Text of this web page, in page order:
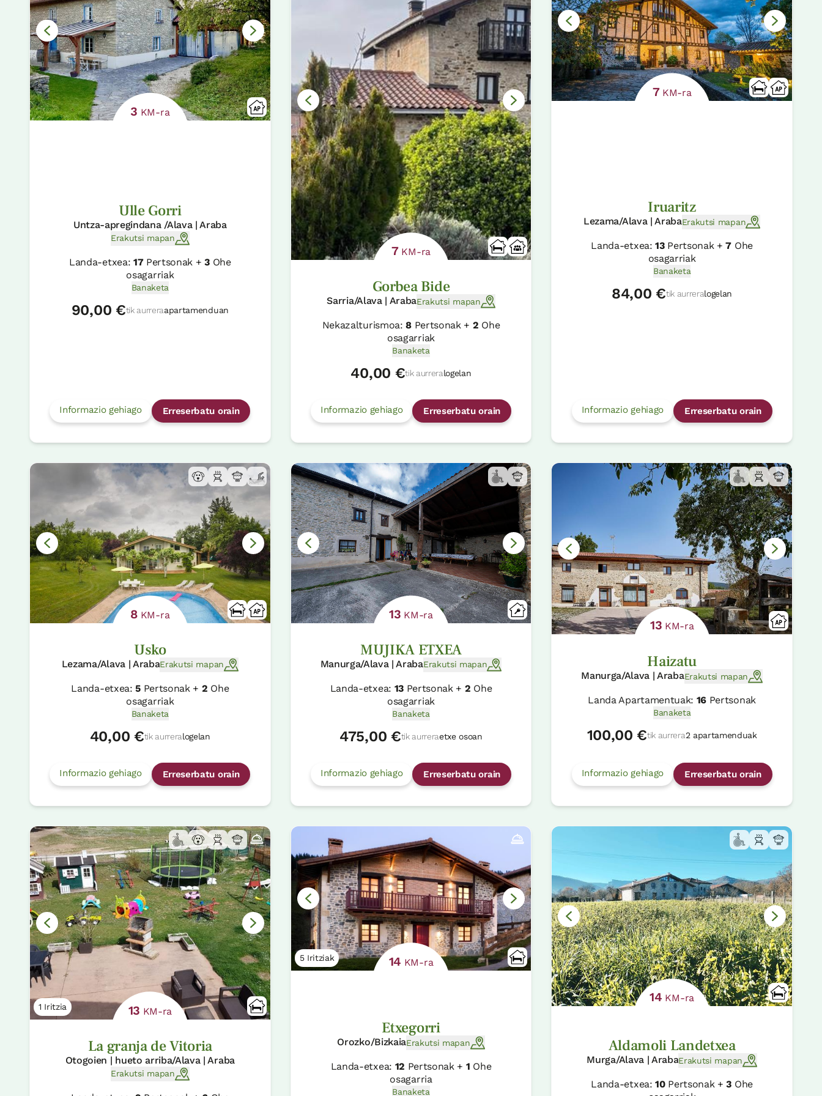
3 KM-ra
Ulle Gorri
Untza-apregindana /Alava | Araba
Erakutsi mapan
Landa-etxea: 17Pertsonak +3Ohe
osagarriak
Banaketa
90,00 €tik aurreraapartamenduan
Informazio gehiago Erreserbatu orain
7KM-ra
Gorbea Bide
Sarria/Alava | ArabaErakutsi mapan
Nekazalturismoa:8Pertsonak + 2 Ohe
osagarriak
Banaketa
40,00 €tik aurreralogelan
Informazio gehiago Erreserbatu orain
7KM-ra
Iruaritz
Lezama/Alava | ArabaErakutsi mapan
Landa-etxea:13Pertsonak +7 Ohe
osagarriak
Banaketa
84,00 €tik aurreralogelan
Informazio gehiago Erreserbatu orain
8 KM-ra
Usko
Lezama/Alava | ArabaErakutsi mapan
Landa-etxea:5Pertsonak + 2 Ohe
osagarriak
Banaketa
40,00 €tik aurreralogelan
Informazio gehiago Erreserbatu orain
13 KM-ra
MUJIKA ETXEA
Manurga/Alava | ArabaErakutsi mapan
Landa-etxea: 13Pertsonak + 2 Ohe
osagarriak
Banaketa
475,00 €tik aurreraetxe osoan
Informazio gehiago Erreserbatu orain
13 KM-ra
Haizatu
Manurga/Alava | ArabaErakutsi mapan
Landa Apartamentuak: 16 Pertsonak
Banaketa
100,00 €tik aurrera2 apartamenduak
Informazio gehiago Erreserbatu orain
1 Iritzia 13 KM-ra
La granja de Vitoria
Otogoien | hueto arriba/Alava | Araba
Erakutsi mapan
5 Iritziak 14 KM-ra
Etxegorri
Orozko/BizkaiaErakutsi mapan
Landa-etxea: 12 Pertsonak + 1 Ohe
osagarria
Banaketa
14 KM-ra
Aldamoli Landetxea
Murga/Alava | ArabaErakutsi mapan
Landa-etxea:10Pertsonak +3 Ohe